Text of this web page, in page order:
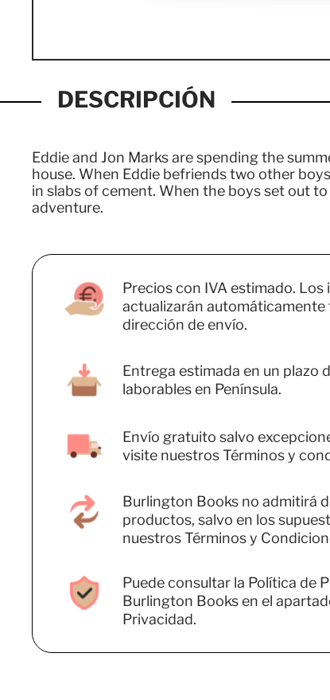
DESCRIPCIÓN
Eddie and Jon Marks are spending the
house. When Eddie befriends two other
in slabs of cement. When the boys set out
adventure.
Precios con IVA estimado. Los
actualizarán automáticamente
dirección de envío.
Entrega estimada en un plazo
laborables en Península.
Envío gratuito salvo
visite nuestros Términos y
Burlington Books no admitirá
productos, salvo en los
nuestros Términos y
Puede consultar la Política de
Burlington Books en el
Privacidad.